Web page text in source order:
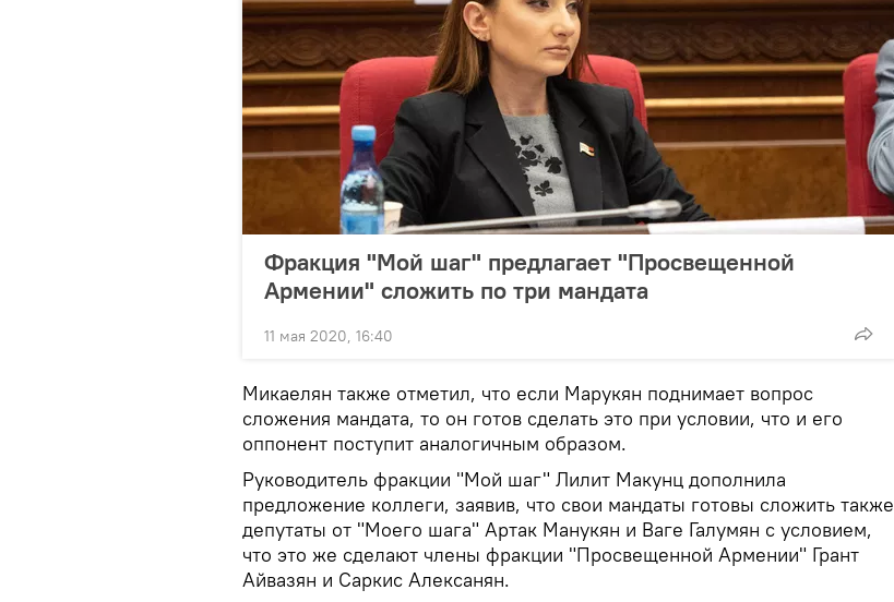
Фракция "Мой шаг" предлагает "Просвещенной
Армении" сложить по три мандата
11 мая 2020, 16:40
Микаелян также отметил, что если Марукян поднимает вопрос
сложения мандата, то он готов сделать это при условии, что и его
оппонент поступит аналогичным образом.
Руководитель фракции "Мой шаг" Лилит Макунц дополнила
предложение коллеги, заявив, что свои мандаты готовы сложить также
депутаты от "Моего шага" Артак Манукян и Ваге Галумян с условием,
что это же сделают члены фракции "Просвещенной Армении" Грант
Айвазян и Саркис Алексанян.